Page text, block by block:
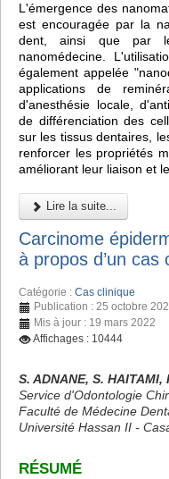
L'émergence des
est encouragée par la
dent, ainsi que par
nanomédecine.
également appelée
applications de
d'anesthésie locale,
de différenciation des
sur les tissus dentaires,
renforcer les propriétés
améliorant leur liaison et
Lire la suite...
Carcinome
à propos d’un cas
Catégorie : Cas clinique
Publication : 25 octobre
Mis à jour : 19 mars 2022
Affichages : 10444
S. ADNANE, S. HAITAMI,
Service d'Odontologie
Faculté de Médecine
Université Hassan II -
RÉSUMÉ